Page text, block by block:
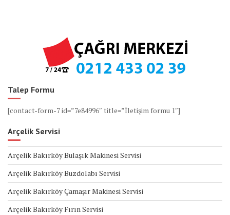
Talep Formu
[contact-form-7 id=”7e84996″ title=”İletişim formu 1″]
Arçelik Servisi
Arçelik Bakırköy Bulaşık Makinesi Servisi
Arçelik Bakırköy Buzdolabı Servisi
Arçelik Bakırköy Çamaşır Makinesi Servisi
Arçelik Bakırköy Fırın Servisi